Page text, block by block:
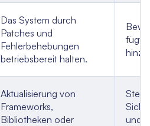
Das System durch
Patches und
Fehlerbehebungen
betriebsbereit halten.
fügt
hinzu.
Aktualisierung von
Frameworks,
Bibliotheken oder
Stellt
und